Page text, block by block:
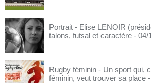
Portrait - Elise LENOIR
talons, futsal et caractère - 04/
Rugby féminin - Un sport qui,
féminin, veut trouver sa place